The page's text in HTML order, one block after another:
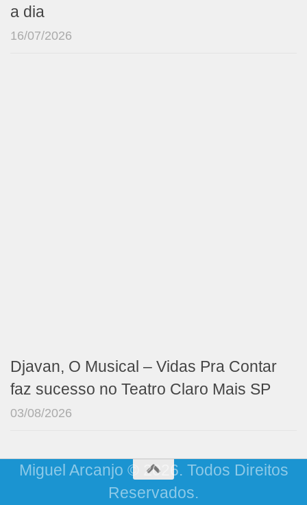
a dia
16/07/2026
Djavan, O Musical – Vidas Pra Contar
faz sucesso no Teatro Claro Mais SP
03/08/2026
Miguel Arcanjo © 2026. Todos Direitos
Reservados.